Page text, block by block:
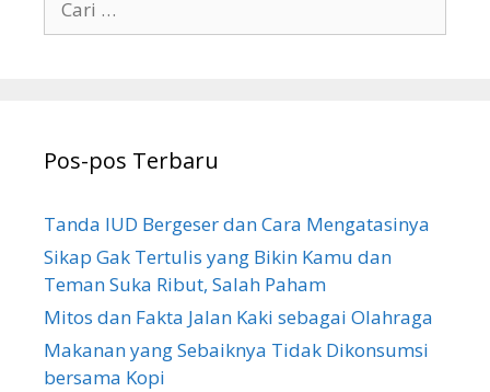
t
k
Pos-pos Terbaru
Tanda IUD Bergeser dan Cara Mengatasinya
Sikap Gak Tertulis yang Bikin Kamu dan
Teman Suka Ribut, Salah Paham
Mitos dan Fakta Jalan Kaki sebagai Olahraga
Makanan yang Sebaiknya Tidak Dikonsumsi
bersama Kopi